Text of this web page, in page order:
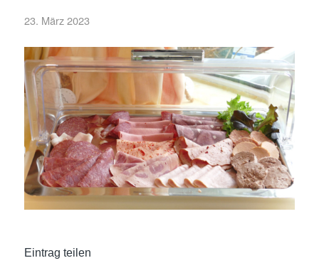
23. März 2023
Eintrag teilen